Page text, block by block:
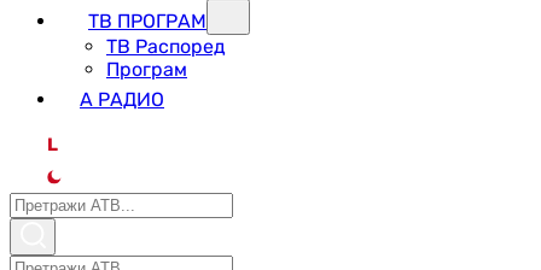
ТВ ПРОГРАМ
ТВ Распоред
Програм
А РАДИО
L